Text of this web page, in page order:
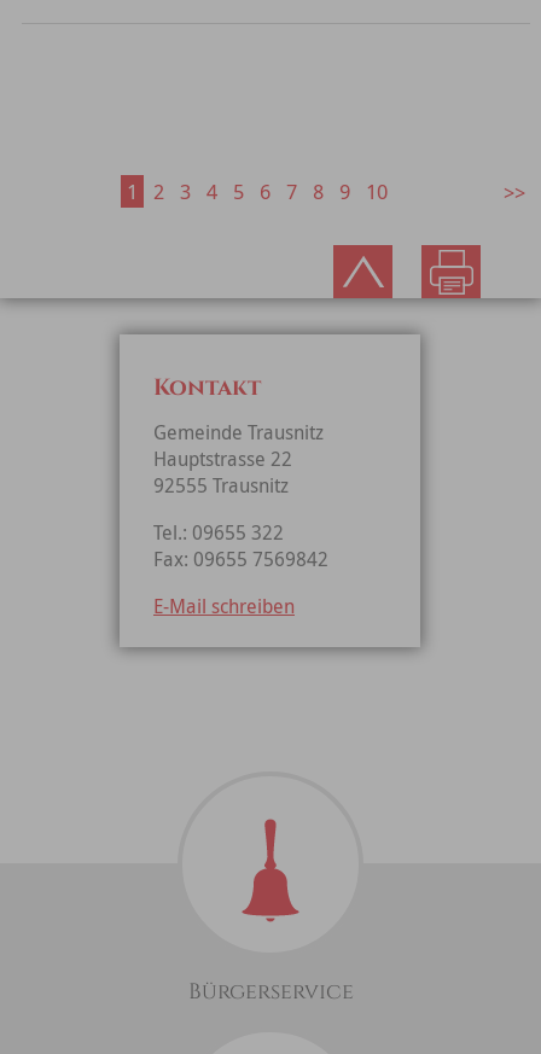
1 2 3 4 5 6 7 8 9 10
Kontakt
Gemeinde Trausnitz
Hauptstrasse 22
92555 Trausnitz
Tel.: 09655 322
Fax: 09655 7569842
E-Mail schreiben
Bürgerservice